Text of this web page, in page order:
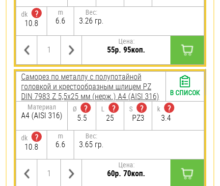
dk
?
10.8
m
6.6
Вес:
3.26 гр.
Цена:
55р. 95коп.
Саморез по металлу с полупотайной
головкой и крестообразным шлицем PZ
DIN 7983 Z 5,5х25 мм (нерж.) A4 (AISI 316)
Материал
A4 (AISI 316)
Ø
?
5.5
L
?
25
S
?
PZ3
k
?
3.4
dk
?
10.8
m
6.6
Вес:
3.65 гр.
Цена:
60р. 70коп.
В СПИСОК